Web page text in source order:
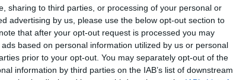
sharing to third parties, or processing of your personal or
advertising by us, please use the below opt-out section to
that after your opt-out request is processed you may
based on personal information utilized by us or personal
prior to your opt-out. You may separately opt-out of the
information by third parties on the IAB’s list of downstream